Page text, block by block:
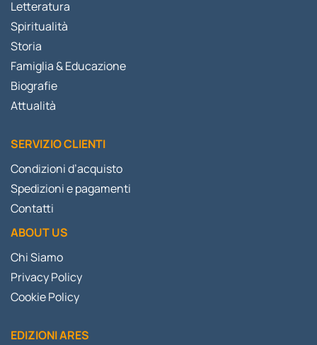
Letteratura
Spiritualità
Storia
Famiglia & Educazione
Biografie
Attualità
SERVIZIO CLIENTI
Condizioni d’acquisto
Spedizioni e pagamenti
Contatti
ABOUT US
Chi Siamo
Privacy Policy
Cookie Policy
EDIZIONI ARES